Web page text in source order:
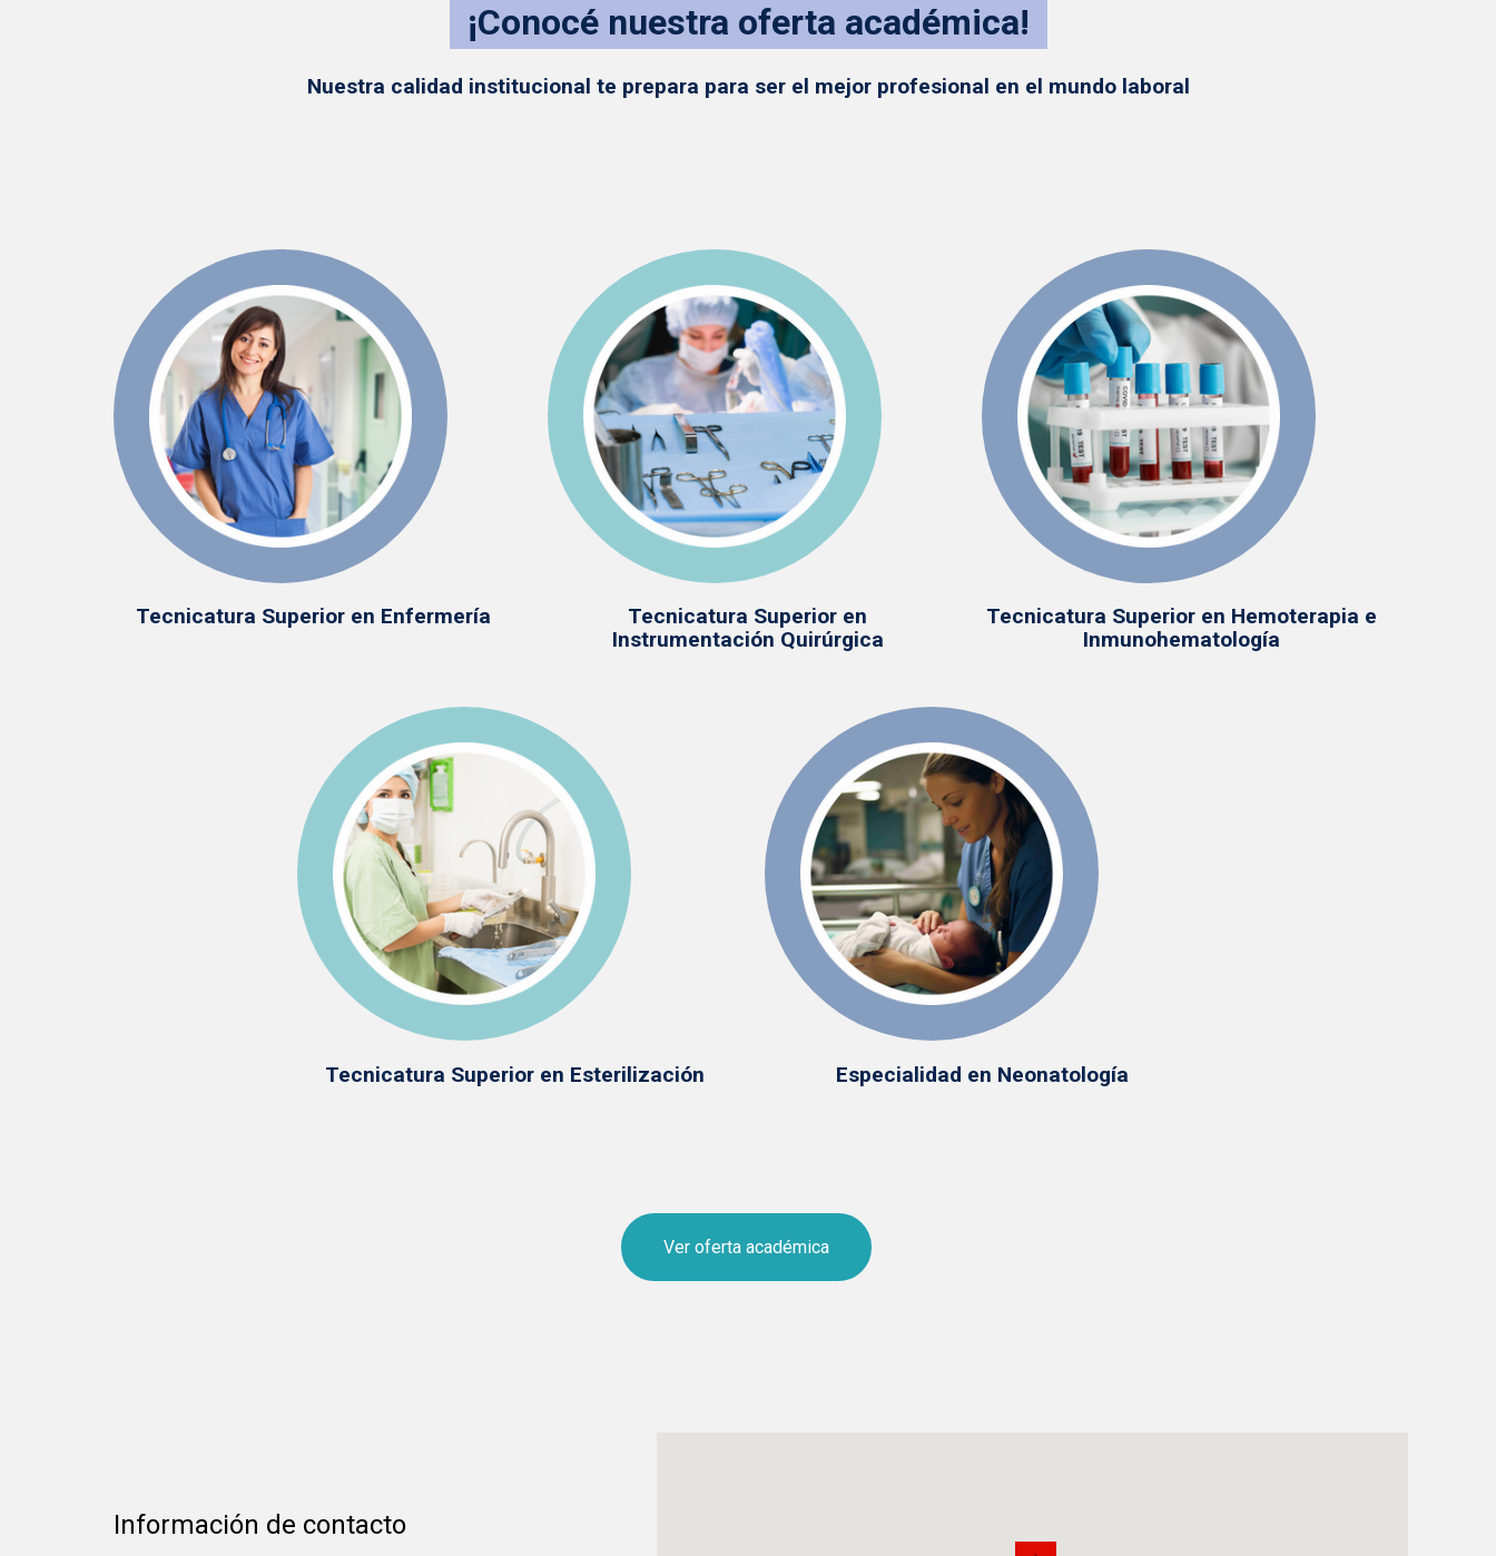
¡Conocé nuestra oferta académica!
Nuestra calidad institucional te prepara para ser el mejor profesional en el mundo laboral
Tecnicatura Superior en Enfermería
Tecnicatura Superior en
Instrumentación Quirúrgica
Tecnicatura Superior en Hemoterapia e
Inmunohematología
Tecnicatura Superior en Esterilización Especialidad en Neonatología
Ver oferta académica
Información de contacto